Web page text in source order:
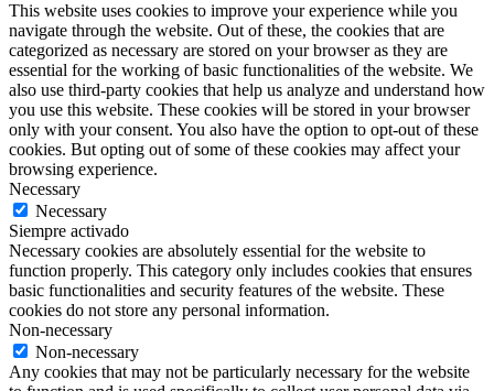
This website uses cookies to improve your experience while you
navigate through the website. Out of these, the cookies that are
categorized as necessary are stored on your browser as they are
essential for the working of basic functionalities of the website. We
also use third-party cookies that help us analyze and understand how
you use this website. These cookies will be stored in your browser
only with your consent. You also have the option to opt-out of these
cookies. But opting out of some of these cookies may affect your
browsing experience.
Necessary
Necessary
Siempre activado
Necessary cookies are absolutely essential for the website to
function properly. This category only includes cookies that ensures
basic functionalities and security features of the website. These
cookies do not store any personal information.
Non-necessary
Non-necessary
Any cookies that may not be particularly necessary for the website